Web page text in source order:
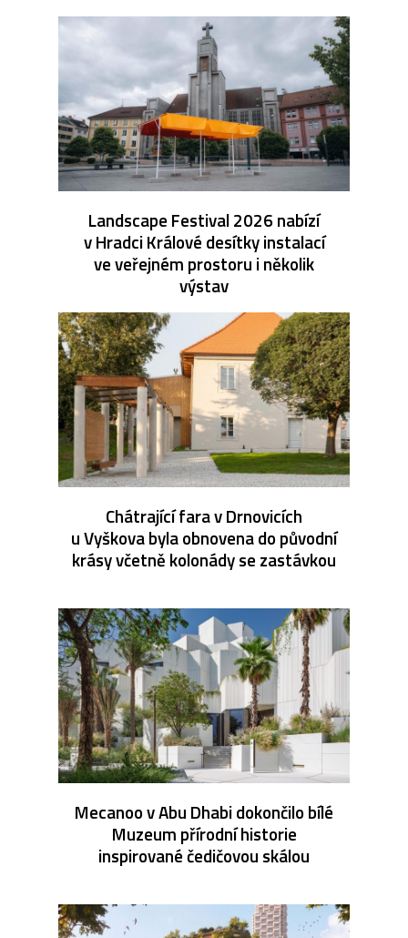
Landscape Festival 2026 nabízí
v Hradci Králové desítky instalací
ve veřejném prostoru i několik
výstav
Chátrající fara v Drnovicích
u Vyškova byla obnovena do původní
krásy včetně kolonády se zastávkou
Mecanoo v Abu Dhabi dokončilo bílé
Muzeum přírodní historie
inspirované čedičovou skálou